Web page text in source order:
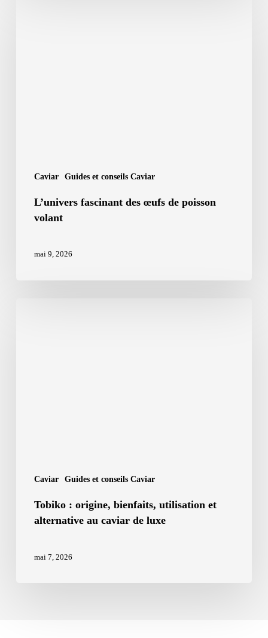
Caviar Guides et conseils Caviar
L’univers fascinant des œufs de poisson
volant
mai 9, 2026
Caviar Guides et conseils Caviar
luxeTobiko : origine, bienfaits, utilisation et
alternative au caviar de luxe
mai 7, 2026